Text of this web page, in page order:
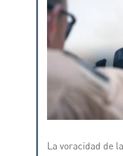
La voracidad de